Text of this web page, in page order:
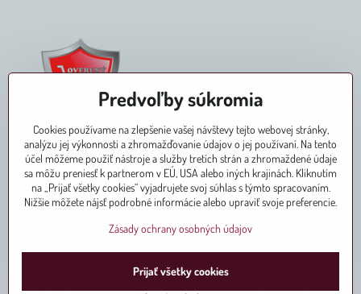
Pridajte sa k nám aj na
Facebook
©2026CopyrightPredvoľby súkromiaZásady ochrany osobných údajov
Predvoľby súkromia
Cookies používame na zlepšenie vašej návštevy tejto webovej stránky,
analýzu jej výkonnosti a zhromažďovanie údajov o jej používaní. Na tento
účel môžeme použiť nástroje a služby tretích strán a zhromaždené údaje
sa môžu preniesť k partnerom v EÚ, USA alebo iných krajinách. Kliknutím
na „Prijať všetky cookies“ vyjadrujete svoj súhlas s týmto spracovaním.
Nižšie môžete nájsť podrobné informácie alebo upraviť svoje preferencie.
Zásady ochrany osobných údajov
Prijať všetky cookies